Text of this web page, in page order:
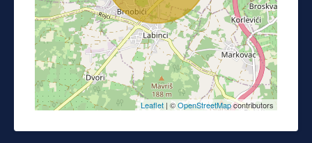
Leaflet | ©OpenStreetMapcontributors